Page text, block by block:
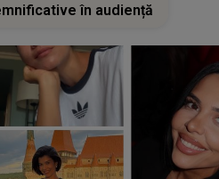
în audiență